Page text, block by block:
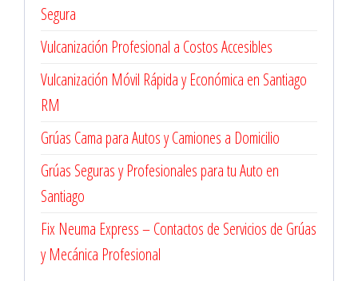
Segura
Vulcanización Profesional a Costos Accesibles
Vulcanización Móvil Rápida y Económica en Santiago
RM
Grúas Cama para Autos y Camiones a Domicilio
Grúas Seguras y Profesionales para tu Auto en
Santiago
Fix Neuma Express – Contactos de Servicios de Grúas
y Mecánica Profesional